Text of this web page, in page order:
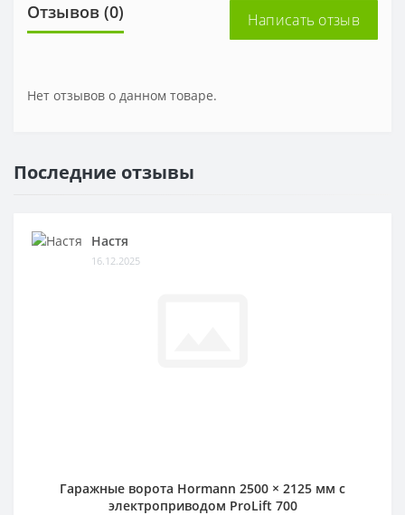
Отзывов (0) Написать отзыв
Нет отзывов о данном товаре.
Последние отзывы
Настя
16.12.2025
Гаражные ворота Hormann 2500 × 2125 мм c
электроприводом ProLift 700